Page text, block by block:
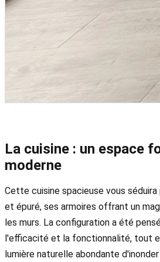
La cuisine : un espace
moderne
Cette cuisine spacieuse vous
et épuré, ses armoires offrant un
les murs. La configuration a été
l'efficacité et la fonctionnalité, tout
lumière naturelle abondante